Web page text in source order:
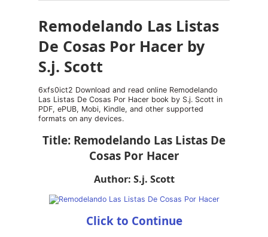
Remodelando Las Listas
De Cosas Por Hacer by
S.j. Scott
6xfs0ict2 Download and read online Remodelando
Las Listas De Cosas Por Hacer book by S.j. Scott in
PDF, ePUB, Mobi, Kindle, and other supported
formats on any devices.
Title: Remodelando Las Listas De
Cosas Por Hacer
Author: S.j. Scott
Click to Continue